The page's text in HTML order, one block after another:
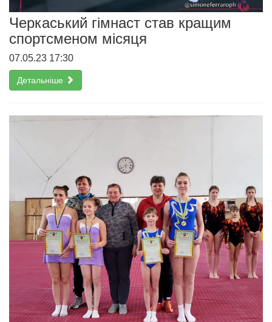
Черкаський гімнаст став кращим
спортсменом місяця
07.05.23 17:30
Детальніше